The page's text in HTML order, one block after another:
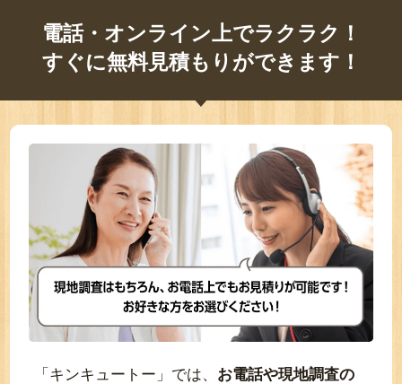
電話・オンライン上でラクラク！
すぐに無料見積もりができます！
「キンキュートー」では、 お電話や現地調査の